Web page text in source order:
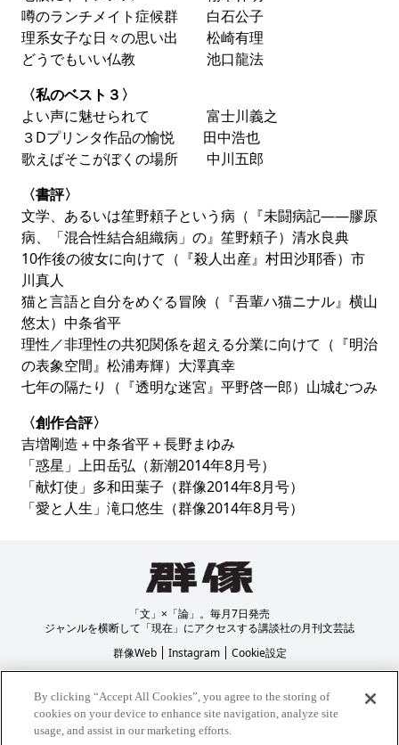
噂のランチメイト症候群 白石公子
理系女子な日々の思い出 松崎有理
どうでもいい仏教 池口龍法
〈私のベスト３〉
よい声に魅せられて 富士川義之
３Dプリンタ作品の愉悦 田中浩也
歌えばそこがぼくの場所 中川五郎
〈書評〉
文学、あるいは笙野頼子という病（『未闘病記――膠原
病、「混合性結合組織病」の』笙野頼子）清水良典
10作後の彼女に向けて（『殺人出産』村田沙耶香）市
川真人
猫と言語と自分をめぐる冒険（『吾輩ハ猫ニナル』横山
悠太）中条省平
理性／非理性の共犯関係を超える分業に向けて（『明治
の表象空間』松浦寿輝）大澤真幸
七年の隔たり（『透明な迷宮』平野啓一郎）山城むつみ
〈創作合評〉
吉増剛造＋中条省平＋長野まゆみ
「惑星」上田岳弘（新潮2014年8月号）
「献灯使」多和田葉子（群像2014年8月号）
「愛と人生」滝口悠生（群像2014年8月号）
「文」×「論」。毎月7日発売
ジャンルを横断して「現在」にアクセスする講談社の月刊文芸誌
群像Web
Instagram
Cookie設定
プライバシーポリシー
著作権について
By clicking “Accept All Cookies”, you agree to the storing of
cookies on your device to enhance site navigation, analyze site
usage, and assist in our marketing efforts.